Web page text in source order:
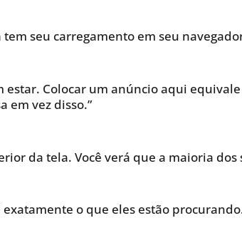
seu carregamento em seu
Colocar um anúncio aqui
em vez disso.”
da tela. Você verá que a maioria
o que eles estão